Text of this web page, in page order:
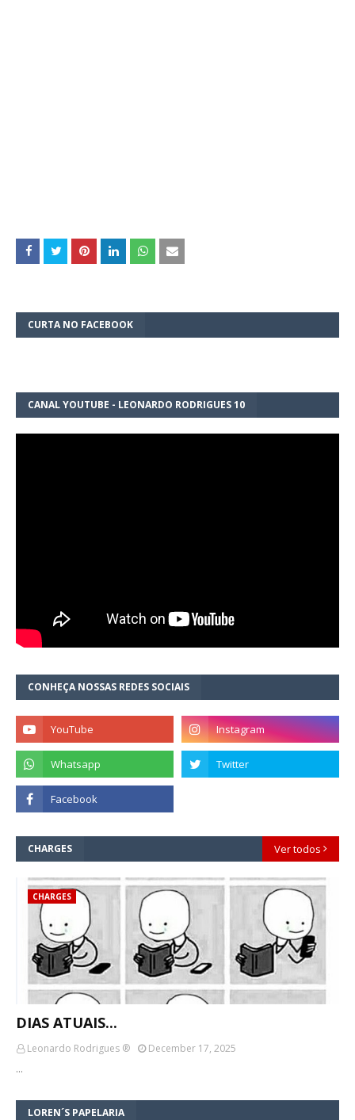
CURTA NO FACEBOOK
CANAL YOUTUBE - LEONARDO RODRIGUES 10
CONHEÇA NOSSAS REDES SOCIAIS
CHARGES Ver todos
CHARGES
DIAS ATUAIS...
Leonardo Rodrigues ®
December 17, 2025
…
LOREN´S PAPELARIA